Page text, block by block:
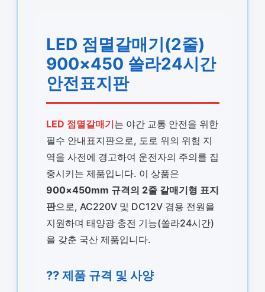
LED 점멸갈매기(2줄)
900×450 쏠라24시간
안전표지판
LED 점멸갈매기는 야간 교통 안전을 위한
필수 안내표지판으로, 도로 위의 위험 지
역을 사전에 경고하여 운전자의 주의를 집
중시키는 제품입니다. 이 상품은
900×450mm 규격의 2줄 갈매기형 표지
판으로, AC220V 및 DC12V 겸용 전원을
지원하며 태양광 충전 기능(쏠라24시간)
을 갖춘 국산 제품입니다.
?? 제품 규격 및 사양